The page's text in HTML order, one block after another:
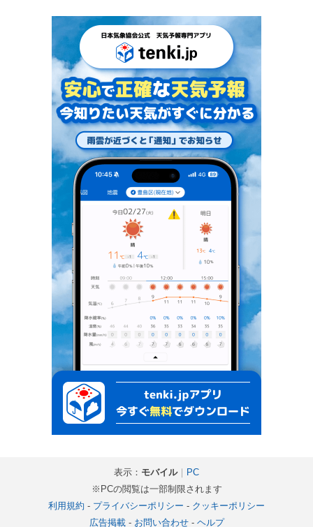
表示： モバイル｜
PC
※PCの閲覧は一部制限されます
利用規約 - プライバシーポリシー - クッキーポリシー
広告掲載- お問い合わせ- ヘルプ